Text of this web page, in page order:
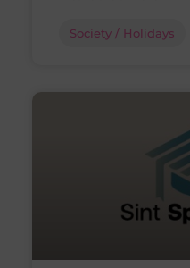
Society / Holidays